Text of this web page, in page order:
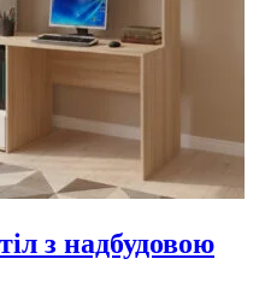
з надбудовою